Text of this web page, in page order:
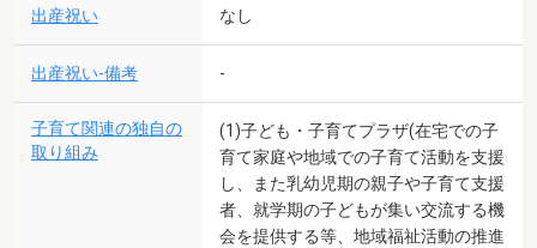
出産祝い なし
出産祝い-備考 -
子育て関連の独自の
取り組み
(1)子ども・子育てプラザ(在宅での子
育て家庭や地域での子育て活動を支援
し、また乳幼児期の親子や子育て支援
者、就学期の子どもが集い交流する機
会を提供する等、地域福祉活動の推進